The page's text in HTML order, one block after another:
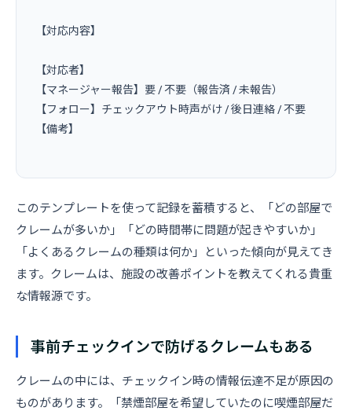
【対応内容】
【対応者】
【マネージャー報告】要 / 不要（報告済 / 未報告）
【フォロー】チェックアウト時声がけ / 後日連絡 / 不要
【備考】
このテンプレートを使って記録を蓄積すると、「どの部屋で
クレームが多いか」「どの時間帯に問題が起きやすいか」
「よくあるクレームの種類は何か」といった傾向が見えてき
ます。クレームは、施設の改善ポイントを教えてくれる貴重
な情報源です。
事前チェックインで防げるクレームもある
クレームの中には、チェックイン時の情報伝達不足が原因の
ものがあります。「禁煙部屋を希望していたのに喫煙部屋だ